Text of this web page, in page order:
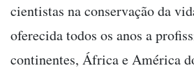
cientistas na conservação da
oferecida todos os anos a
continentes, África e América